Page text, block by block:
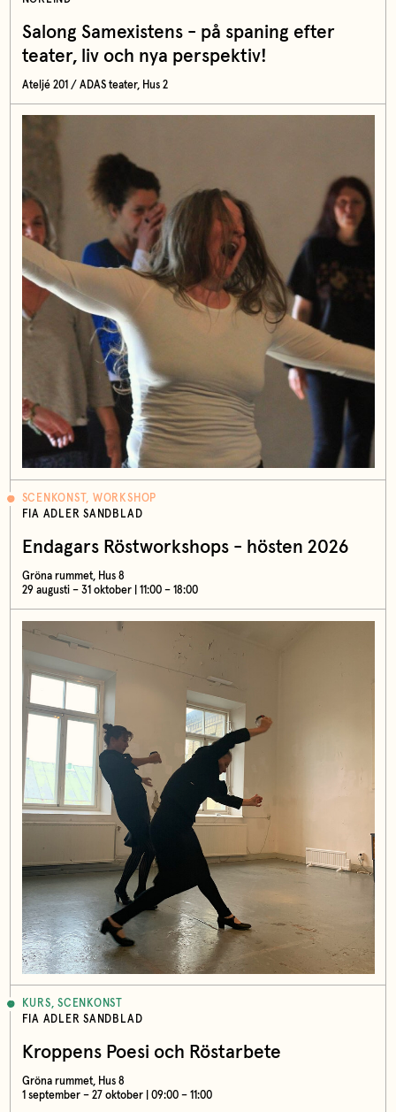
Salong Samexistens - på spaning efter
teater, liv och nya perspektiv!
Ateljé 201 / ADAS teater, Hus 2
SCENKONST, WORKSHOP
FIA ADLER SANDBLAD
Endagars Röstworkshops - hösten 2026
Gröna rummet, Hus 8
29 augusti – 31 oktober | 11:00 – 18:00
KURS, SCENKONST
FIA ADLER SANDBLAD
Kroppens Poesi och Röstarbete
Gröna rummet, Hus 8
1 september – 27 oktober | 09:00 – 11:00